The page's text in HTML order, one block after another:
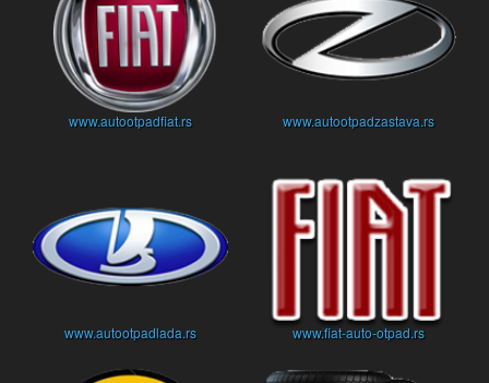
www.autootpadfiat.rs www.autootpadzastava.rs
www.autootpadlada.rs www.fiat-auto-otpad.rs